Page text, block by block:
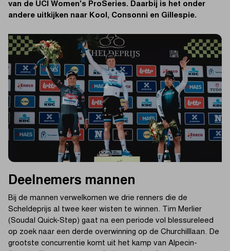
van de UCI Women's ProSeries. Daarbij is het onder
andere uitkijken naar Kool, Consonni en Gillespie.
Deelnemers mannen
Bij de mannen verwelkomen we drie renners die de
Scheldeprijs al twee keer wisten te winnen. Tim Merlier
(Soudal Quick-Step) gaat na een periode vol blessureleed
op zoek naar een derde overwinning op de Churchilllaan. De
grootste concurrentie komt uit het kamp van Alpecin-